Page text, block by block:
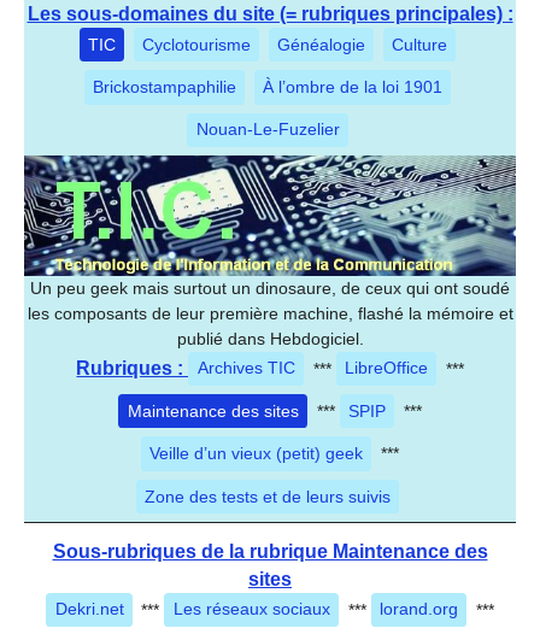
Les sous-domaines du site (= rubriques principales) :
TIC Cyclotourisme Généalogie Culture
Brickostampaphilie À l’ombre de la loi 1901
Nouan-Le-Fuzelier
Un peu geek mais surtout un dinosaure, de ceux qui ont soudé
les composants de leur première machine, flashé la mémoire et
publié dans Hebdogiciel.
Rubriques : Archives TIC *** LibreOffice ***
Maintenance des sites *** SPIP ***
Veille d’un vieux (petit) geek ***
Zone des tests et de leurs suivis
Sous-rubriques de la rubrique Maintenance des
sites
Dekri.net *** Les réseaux sociaux *** lorand.org ***